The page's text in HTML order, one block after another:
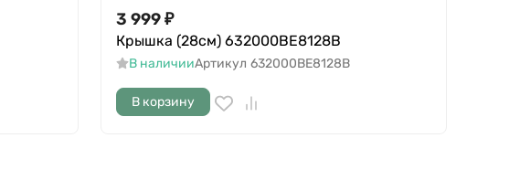
3 999₽
Крышка (28см) 632000BE8128B
В наличииАртикул 632000BE8128B
В корзину